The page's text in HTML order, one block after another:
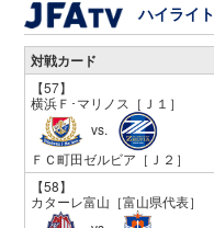
ハイライト
対戦カード
【57】
横浜Ｆ･マリノス ［Ｊ１］
vs.
ＦＣ町田ゼルビア ［Ｊ２］
【58】
カターレ富山 ［富山県代表］